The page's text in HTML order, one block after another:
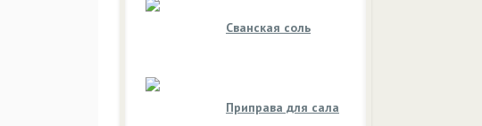
Сванская соль
Приправа для сала